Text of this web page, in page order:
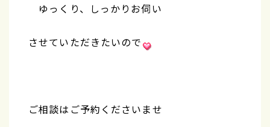
ゆっくり、しっかりお伺い
させていただきたいので
ご相談はご予約くださいませ